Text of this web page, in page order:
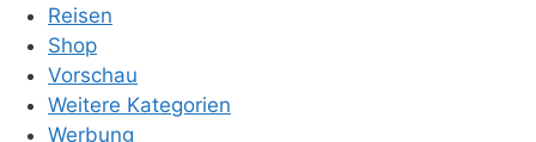
Reisen
Shop
Vorschau
Weitere Kategorien
Werbung